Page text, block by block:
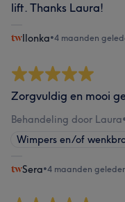
lift. Thanks Laura!
Ilonka•4 maanden
Zorgvuldig en mooi
Behandeling door Laura
Wimpers en/of
Sera•4 maanden